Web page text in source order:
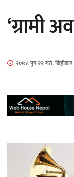
‘ग्रामी
२०७८ पुष २२ गते, बिहीबार